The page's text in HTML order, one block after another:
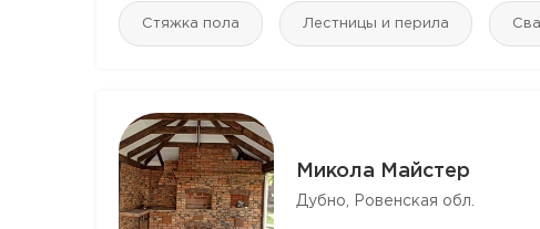
Стяжка пола Лестницы и перила
Микола Майстер
Дубно, Ровенская обл.